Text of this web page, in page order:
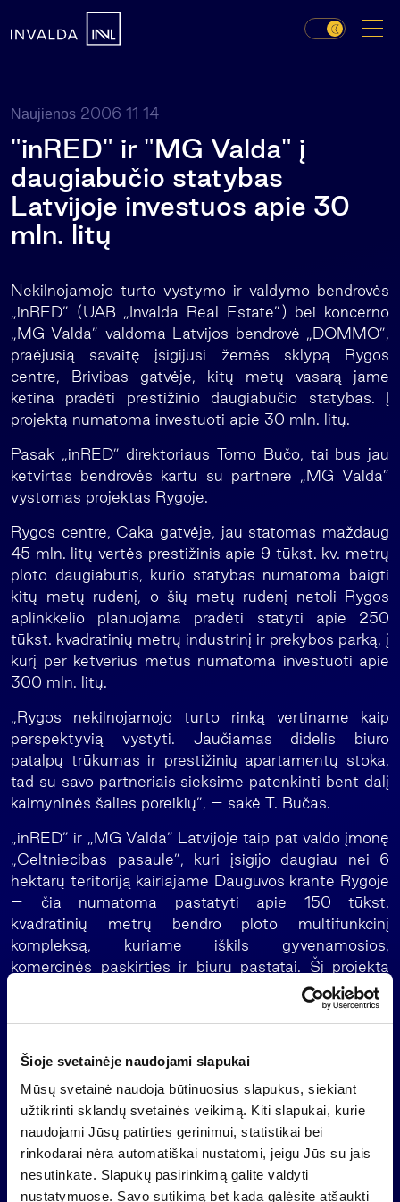
Šioje svetainėje naudojami slapukai
Mūsų svetainė naudoja būtinuosius slapukus, siekiant
užtikrinti sklandų svetainės veikimą. Kiti slapukai, kurie
naudojami Jūsų patirties gerinimui, statistikai bei
rinkodarai nėra automatiškai nustatomi, jeigu Jūs su jais
nesutinkate. Slapukų pasirinkimą galite valdyti
nustatymuose. Savo sutikimą bet kada galėsite atšaukti
Naujienos 2006 11 14
"inRED" ir "MG Valda" į
daugiabučio statybas
Latvijoje investuos apie 30
mln. litų
Nekilnojamojo turto vystymo ir valdymo bendrovės
„inRED” (UAB „Invalda Real Estate”) bei koncerno
„MG Valda” valdoma Latvijos bendrovė „DOMMO”,
praėjusią savaitę įsigijusi žemės sklypą Rygos
centre, Brivibas gatvėje, kitų metų vasarą jame
ketina pradėti prestižinio daugiabučio statybas. Į
projektą numatoma investuoti apie 30 mln. litų.
Pasak „inRED” direktoriaus Tomo Bučo, tai bus jau
ketvirtas bendrovės kartu su partnere „MG Valda”
vystomas projektas Rygoje.
Rygos centre, Caka gatvėje, jau statomas maždaug
45 mln. litų vertės prestižinis apie 9 tūkst. kv. metrų
ploto daugiabutis, kurio statybas numatoma baigti
kitų metų rudenį, o šių metų rudenį netoli Rygos
aplinkkelio planuojama pradėti statyti apie 250
tūkst. kvadratinių metrų industrinį ir prekybos parką, į
kurį per ketverius metus numatoma investuoti apie
300 mln. litų.
„Rygos nekilnojamojo turto rinką vertiname kaip
perspektyvią vystyti. Jaučiamas didelis biuro
patalpų trūkumas ir prestižinių apartamentų stoka,
tad su savo partneriais sieksime patenkinti bent dalį
kaimyninės šalies poreikių”, – sakė T. Bučas.
„inRED” ir „MG Valda” Latvijoje taip pat valdo įmonę
„Celtniecibas pasaule”, kuri įsigijo daugiau nei 6
hektarų teritoriją kairiajame Dauguvos krante Rygoje
– čia numatoma pastatyti apie 150 tūkst.
kvadratinių metrų bendro ploto multifunkcinį
kompleksą, kuriame iškils gyvenamosios,
komercinės paskirties ir biurų pastatai. Šį projektą
numatoma įgyvendinti 2008-2011 metais ir
„DOMMO Nerija” yra įsigijusi Klaipėdos jachtklubą, į
kurio rekreacinio komplekso statybą numatoma
investuoti apie 15 mln. litų, dar tiek pat bus skiriama
prieplaukoms rekonstruoti. Siekiama remiantis
istorine medžiaga suprojektuoti šiuolaikišką, aukšto
lygio, patogią pramoginių ir kruizinių jachtų bei
katerių prieplauką su visa europinius standartus